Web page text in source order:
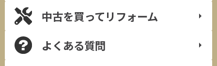
中古を買ってリフォーム
よくある質問